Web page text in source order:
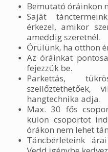
Bemutató óráinkon
Saját
érkezel, amikor
ameddig szeretnél.
Örülünk, ha otthon
Az óráinkat
fejezzük be.
Parkettás,
szellőztethetőek,
hangtechnika adja.
Max. 30 fős
külön csoportot
órákon nem lehet
Táncbérleteink